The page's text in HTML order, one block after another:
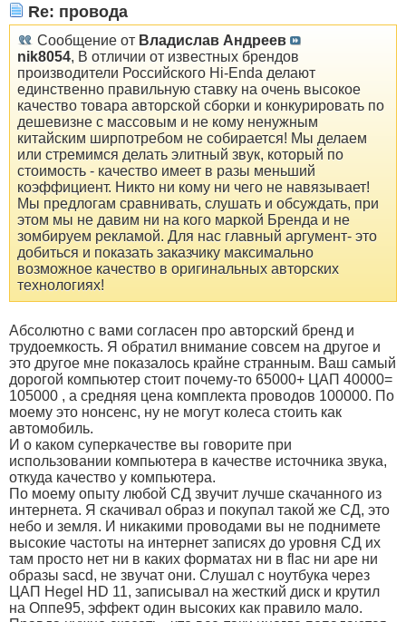
Re: провода
Сообщение от Владислав Андреев
nik8054, В отличии от известных брендов
производители Российского Hi-Endа делают
единственно правильную ставку на очень высокое
качество товара авторской сборки и конкурировать по
дешевизне с массовым и не кому ненужным
китайским ширпотребом не собирается! Мы делаем
или стремимся делать элитный звук, который по
стоимость - качество имеет в разы меньший
коэффициент. Никто ни кому ни чего не навязывает!
Мы предлогам сравнивать, слушать и обсуждать, при
этом мы не давим ни на кого маркой Бренда и не
зомбируем рекламой. Для нас главный аргумент- это
добиться и показать заказчику максимально
возможное качество в оригинальных авторских
технологиях!
Абсолютно с вами согласен про авторский бренд и
трудоемкость. Я обратил внимание совсем на другое и
это другое мне показалось крайне странным. Ваш самый
дорогой компьютер стоит почему-то 65000+ ЦАП 40000=
105000 , а средняя цена комплекта проводов 100000. По
моему это нонсенс, ну не могут колеса стоить как
автомобиль.
И о каком суперкачестве вы говорите при
использовании компьютера в качестве источника звука,
откуда качество у компьютера.
По моему опыту любой СД звучит лучше скачанного из
интернета. Я скачивал образ и покупал такой же СД, это
небо и земля. И никакими проводами вы не поднимете
высокие частоты на интернет записях до уровня СД их
там просто нет ни в каких форматах ни в flac ни ape ни
образы sacd, не звучат они. Слушал с ноутбука через
ЦАП Hegel HD 11, записывал на жесткий диск и крутил
на Оппе95, эффект один высоких как правило мало.